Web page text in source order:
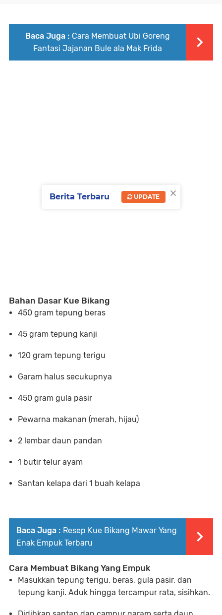
Baca Juga : Cara Membuat Ubi Goreng
Fantasi Jajanan Bule ala Mak Frida
Bahan Dasar Kue Bikang
450 gram tepung beras
45 gram tepung kanji
120 gram tepung terigu
Garam halus secukupnya
450 gram gula pasir
Pewarna makanan (merah, hijau)
2 lembar daun pandan
1 butir telur ayam
Santan kelapa dari 1 buah kelapa
Baca Juga : Resep Kue Bikang Mawar Yang
Enak Empuk Terbaru
Cara Membuat Bikang Yang Empuk
Masukkan tepung terigu, beras, gula pasir, dan
tepung kanji. Aduk hingga tercampur rata, sisihkan.
×
Berita Terbaru UPDATE